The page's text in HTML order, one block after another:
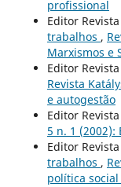
profissional
Editor
trabalhos ,
Marxismos e
Editor
Revista
e autogestão
Editor
5 n. 1 (2002):
Editor
trabalhos ,
política